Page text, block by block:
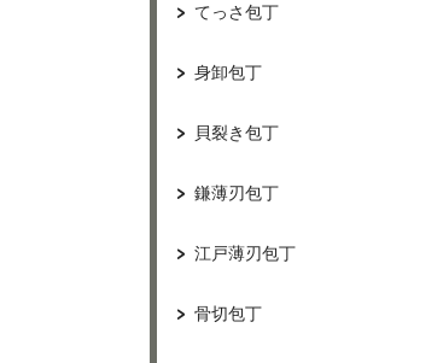
てっさ包丁
身卸包丁
貝裂き包丁
鎌薄刃包丁
江戸薄刃包丁
骨切包丁